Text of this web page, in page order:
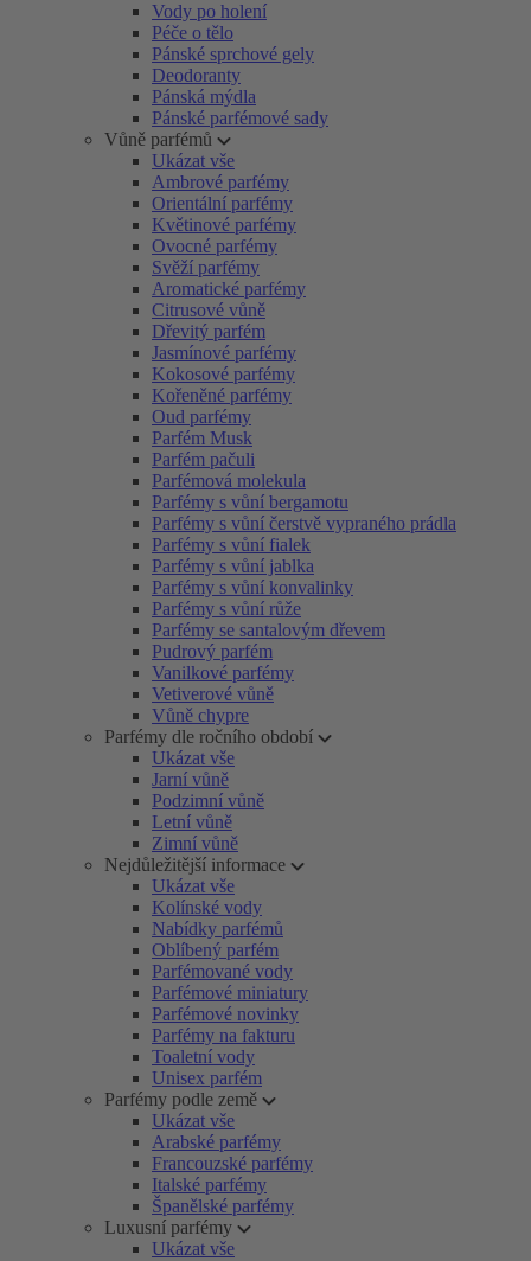
Vody po holení
Péče o tělo
Pánské sprchové gely
Deodoranty
Pánská mýdla
Pánské parfémové sady
Vůně parfémů
Ukázat vše
Ambrové parfémy
Orientální parfémy
Květinové parfémy
Ovocné parfémy
Svěží parfémy
Aromatické parfémy
Citrusové vůně
Dřevitý parfém
Jasmínové parfémy
Kokosové parfémy
Kořeněné parfémy
Oud parfémy
Parfém Musk
Parfém pačuli
Parfémová molekula
Parfémy s vůní bergamotu
Parfémy s vůní čerstvě vypraného prádla
Parfémy s vůní fialek
Parfémy s vůní jablka
Parfémy s vůní konvalinky
Parfémy s vůní růže
Parfémy se santalovým dřevem
Pudrový parfém
Vanilkové parfémy
Vetiverové vůně
Vůně chypre
Parfémy dle ročního období
Ukázat vše
Jarní vůně
Podzimní vůně
Letní vůně
Zimní vůně
Nejdůležitější informace
Ukázat vše
Kolínské vody
Nabídky parfémů
Oblíbený parfém
Parfémované vody
Parfémové miniatury
Parfémové novinky
Parfémy na fakturu
Toaletní vody
Unisex parfém
Parfémy podle země
Ukázat vše
Arabské parfémy
Francouzské parfémy
Italské parfémy
Španělské parfémy
Luxusní parfémy
Ukázat vše